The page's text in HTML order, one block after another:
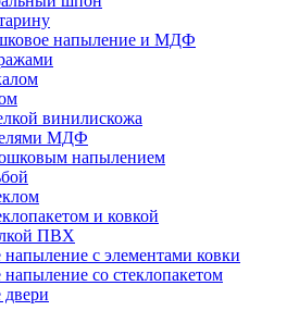
напыление и МДФ
винилискожа
МДФ
напылением
и ковкой
ПВХ
с элементами ковки
со стеклопакетом